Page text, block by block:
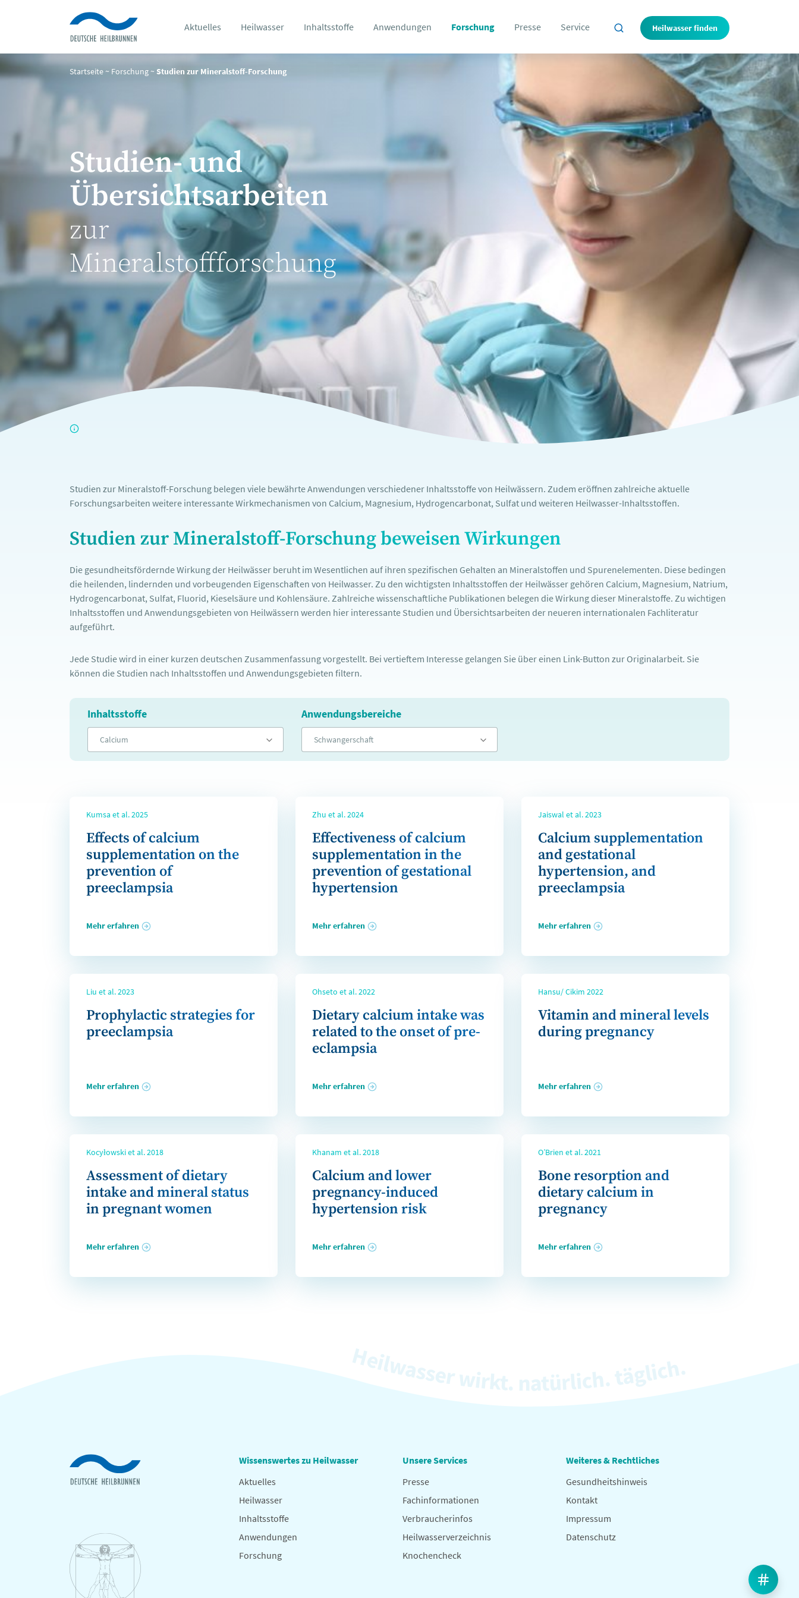
Aktuelles Heilwasser Inhaltsstoffe Anwendungen Forschung Presse Service Heilwasser finden
Startseite~ Forschung~Studien zur Mineralstoff-Forschung
Studien- und
Übersichtsarbeiten
zur
Mineralstoffforschung
Studien zur Mineralstoff-Forschung belegen viele bewährte Anwendungen verschiedener Inhaltsstoffe von Heilwässern. Zudem eröffnen zahlreiche aktuelle
Forschungsarbeiten weitere interessante Wirkmechanismen von Calcium, Magnesium, Hydrogencarbonat, Sulfat und weiteren Heilwasser-Inhaltsstoffen.
Studien zur Mineralstoff-Forschung beweisen Wirkungen
Die gesundheitsfördernde Wirkung der Heilwässer beruht im Wesentlichen auf ihren spezifischen Gehalten an Mineralstoffen und Spurenelementen. Diese bedingen
die heilenden, lindernden und vorbeugenden Eigenschaften von Heilwasser. Zu den wichtigsten Inhaltsstoffen der Heilwässer gehören Calcium, Magnesium, Natrium,
Hydrogencarbonat, Sulfat, Fluorid, Kieselsäure und Kohlensäure. Zahlreiche wissenschaftliche Publikationen belegen die Wirkung dieser Mineralstoffe. Zu wichtigen
Inhaltsstoffen und Anwendungsgebieten von Heilwässern werden hier interessante Studien und Übersichtsarbeiten der neueren internationalen Fachliteratur
aufgeführt.
Jede Studie wird in einer kurzen deutschen Zusammenfassung vorgestellt. Bei vertieftem Interesse gelangen Sie über einen Link-Button zur Originalarbeit. Sie
können die Studien nach Inhaltsstoffen und Anwendungsgebieten filtern.
Inhaltsstoffe
Calcium
Anwendungsbereiche
Schwangerschaft
Kumsa et al. 2025
Effects of calcium
supplementation on the
prevention of
preeclampsia
Mehr erfahren
Zhu et al. 2024
Effectiveness of calcium
supplementation in the
prevention of gestational
hypertension
Mehr erfahren
Jaiswal et al. 2023
Calcium supplementation
and gestational
hypertension, and
preeclampsia
Mehr erfahren
Liu et al. 2023
Prophylactic strategies for
preeclampsia
Mehr erfahren
Ohseto et al. 2022
Dietary calcium intake was
related to the onset of pre-
eclampsia
Mehr erfahren
Hansu/ Cikim 2022
Vitamin and mineral levels
during pregnancy
Mehr erfahren
Kocyłowski et al. 2018
Assessment of dietary
intake and mineral status
in pregnant women
Mehr erfahren
Khanam et al. 2018
Calcium and lower
pregnancy-induced
hypertension risk
Mehr erfahren
O’Brien et al. 2021
Bone resorption and
dietary calcium in
pregnancy
Mehr erfahren
Wissenswertes zu Heilwasser
Aktuelles
Heilwasser
Inhaltsstoffe
Anwendungen
Forschung
Unsere Services
Presse
Fachinformationen
Verbraucherinfos
Heilwasserverzeichnis
Knochencheck
Weiteres & Rechtliches
Gesundheitshinweis
Kontakt
Impressum
Datenschutz